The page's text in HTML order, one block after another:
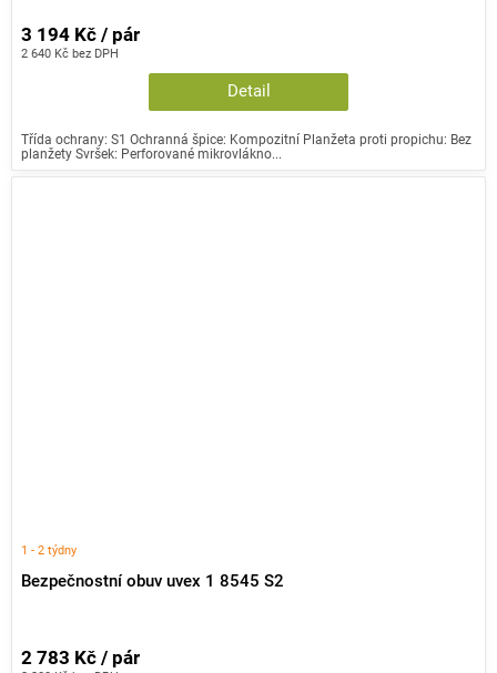
2 640 Kč bez DPH
3 194 Kč / pár
Detail
Třída ochrany: S1 Ochranná špice: Kompozitní Planžeta proti propichu: Bez
planžety Svršek: Perforované mikrovlákno...
Bezpečnostní obuv uvex 1 8545 S2
1 - 2 týdny
2 783 Kč / pár